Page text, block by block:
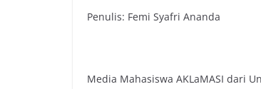
Penulis: Femi Syafri Ananda
Media Mahasiswa AKLaMASI dari